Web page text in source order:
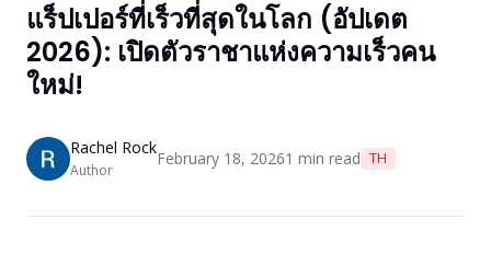
แร็ปเปอร์ที่เร็วที่สุดในโลก (อัปเดต
2026): เปิดตัวราชาแห่งความเร็วคน
ใหม่!
Rachel Rock
Author
February 18, 20261 min read TH